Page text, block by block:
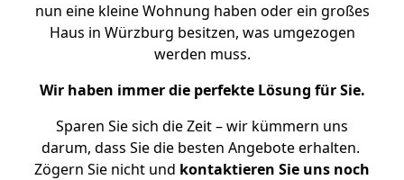
nun eine kleine Wohnung haben oder ein großes
Haus in Würzburg besitzen, was umgezogen
werden muss.
Wir haben immer die perfekte Lösung für Sie.
Sparen Sie sich die Zeit – wir kümmern uns
darum, dass Sie die besten Angebote erhalten.
Zögern Sie nicht und kontaktieren Sie uns noch